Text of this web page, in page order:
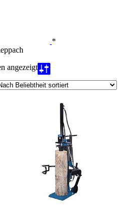
*
angezeigtNach
Beliebtheit
sortiert